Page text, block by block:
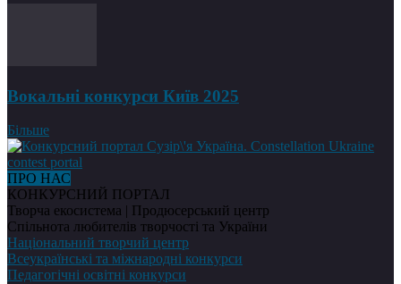
Вокальні конкурси Київ 2025
Більше
ПРО НАС
КОНКУРСНИЙ ПОРТАЛ
Творча екосистема | Продюсерський центр
Спільнота любителів творчості та України
Національний творчий центр
Всеукраїнські та міжнародні конкурси
Педагогічні освітні конкурси